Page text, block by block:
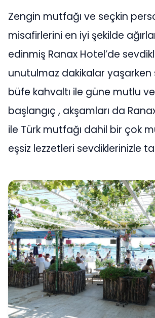
Zengin mutfağı ve seçkin
misafirlerini en iyi şekilde
edinmiş Ranax Hotel’de
unutulmaz dakikalar yaşarken
büfe kahvaltı ile güne mutlu
başlangıç , akşamları da
ile Türk mutfağı dahil bir çok
eşsiz lezzetleri sevdiklerinizle